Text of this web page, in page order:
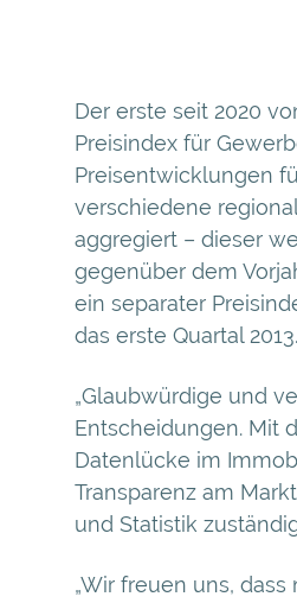
Der erste seit 2020
Preisindex für
Preisentwicklungen
verschiedene
aggregiert – dieser
gegenüber dem
ein separater
das erste Quartal 2013.
„Glaubwürdige und
Entscheidungen. Mit
Datenlücke im
Transparenz am
und Statistik
„Wir freuen uns,